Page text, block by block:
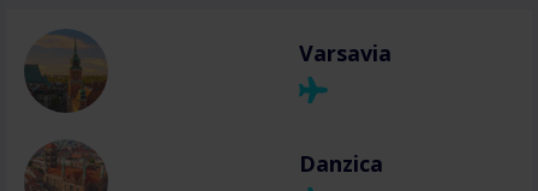
Varsavia
Danzica